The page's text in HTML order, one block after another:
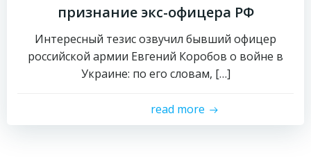
признание экс-офицера РФ
Интересный тезис озвучил бывший офицер
российской армии Евгений Коробов о войне в
Украине: по его словам, […]
read more